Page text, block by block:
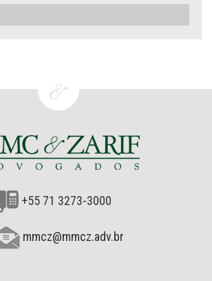
+55 71 3273-3000
mmcz@mmcz.adv.br